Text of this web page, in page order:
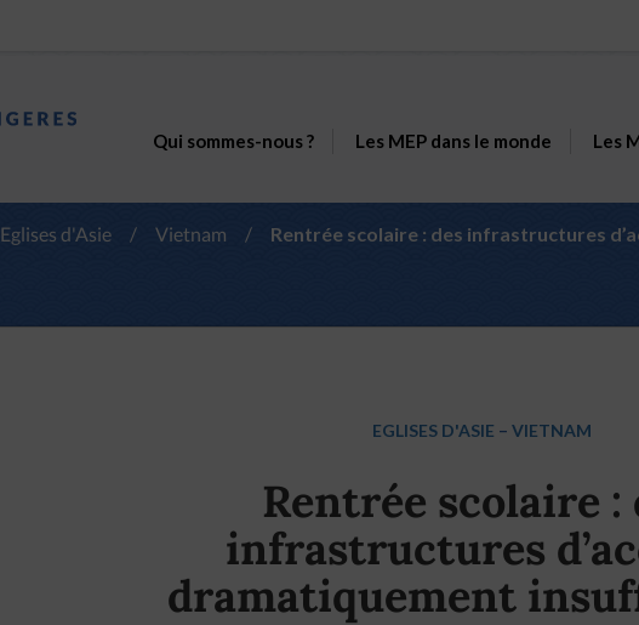
Qui sommes-nous ? Les MEP dans le monde Les
Eglises d'Asie / Vietnam / Rentrée scolaire : des infrastructures
EGLISES D'ASIE – VIETNAM
Rentrée scolaire :
infrastructures
dramatiquement